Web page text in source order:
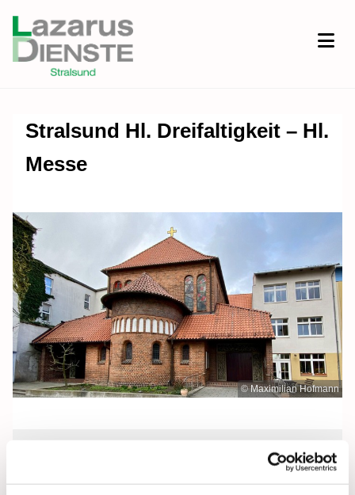
Stralsund Hl. Dreifaltigkeit – Hl.
Messe
© Maximilian Hofmann
Donnerstag, 4. März 2027, 09:00 -